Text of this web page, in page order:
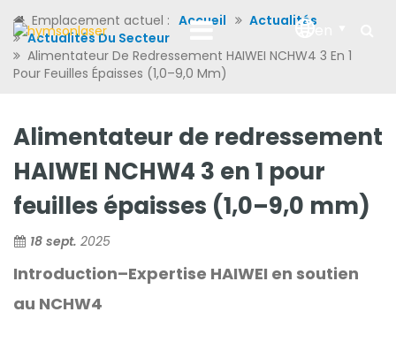
en
Emplacement actuel : Accueil
Actualités
Actualités Du Secteur
Alimentateur De Redressement HAIWEI NCHW4 3 En 1
Pour Feuilles Épaisses (1,0–9,0 Mm)
Alimentateur de redressement
HAIWEI NCHW4 3 en 1 pour
feuilles épaisses (1,0–9,0 mm)
18 sept. 2025
Introduction–Expertise HAIWEI en soutien
au NCHW4